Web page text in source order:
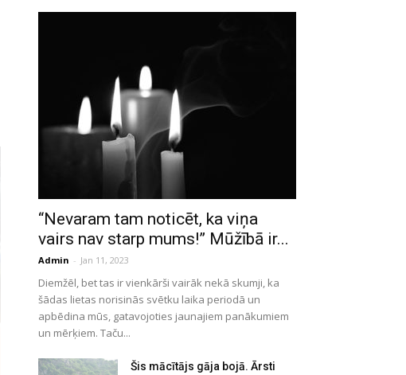
“Nevaram tam noticēt, ka viņa
vairs nav starp mums!” Mūžībā ir...
Admin - Jan 11, 2023
Diemžēl, bet tas ir vienkārši vairāk nekā skumji, ka
šādas lietas norisinās svētku laika periodā un
apbēdina mūs, gatavojoties jaunajiem panākumiem
un mērķiem. Taču...
Šis mācītājs gāja bojā. Ārsti